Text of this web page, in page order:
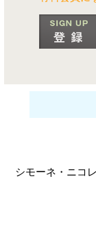
シモーネ・ニコ